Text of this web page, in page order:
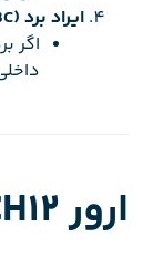
ایراد برد (PBC) داخلی:
اگر
ارور CH12 کولر گازی ال جی